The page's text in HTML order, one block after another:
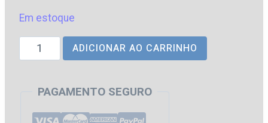
avaliações
era:
é:
Em estoque
|
Reta
ADICIONAR AO CARRINHO
PAGAMENTO SEGURO